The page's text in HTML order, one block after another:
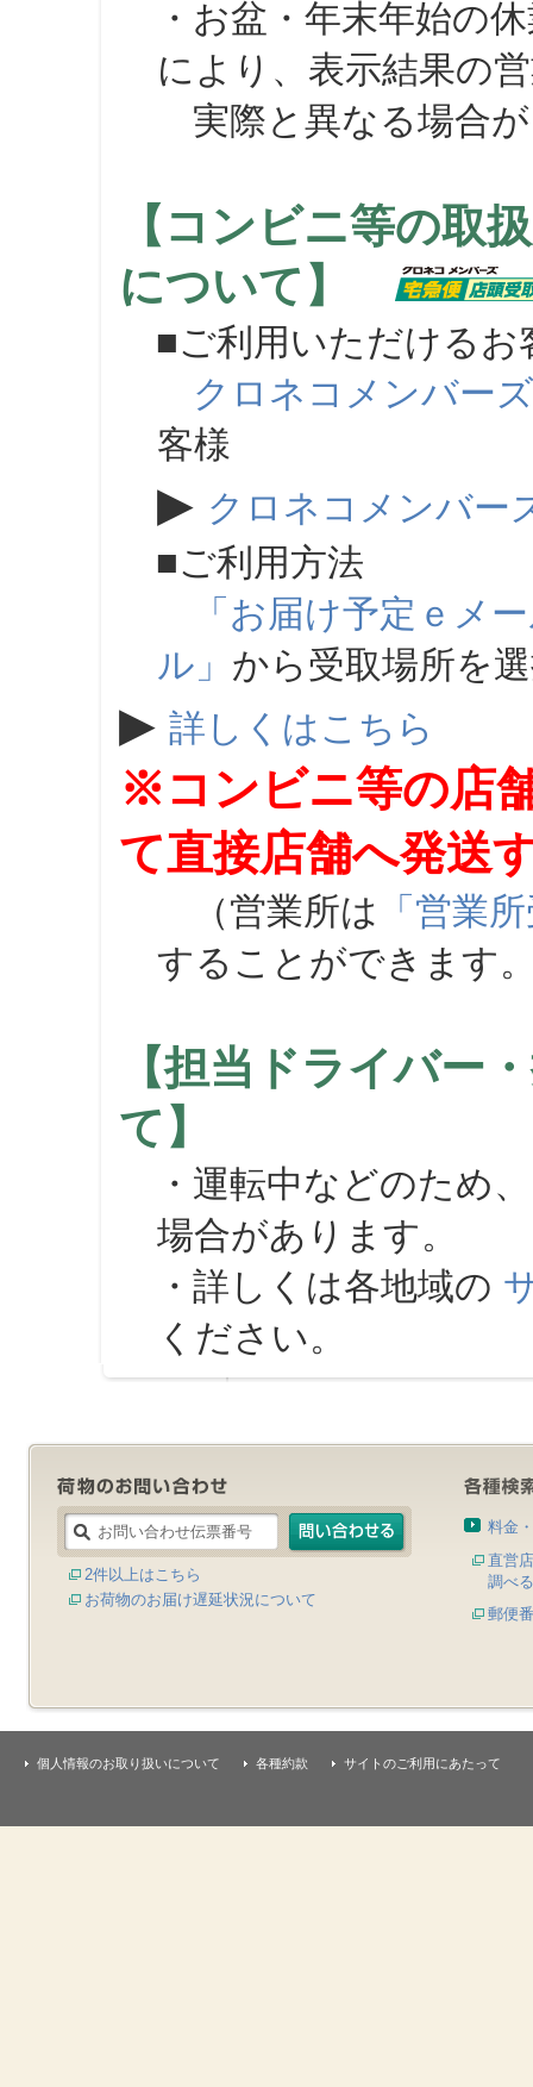
・お盆・年末年始の
により、表示結果の
実際と異なる場合が
【コンビニ等の取
について】
■ご利用いただけるお
クロネコメンバーズ
客様
▶ クロネコメンバー
■ご利用方法
「お届け予定ｅメ
ル」 から受取場所を
▶ 詳しくはこちら
※コンビニ等の店
て直接店舗へ発送
（営業所は 「営業
することができます
【担当ドライバー
て】
・運転中などのため
場合があります。
・詳しくは各地域の
ください。
2件以上はこちら
お荷物のお届け遅延状況について
料金
直営
調べる
郵便
個人情報のお取り扱いについて 各種約款 サイトのご利用にあたって